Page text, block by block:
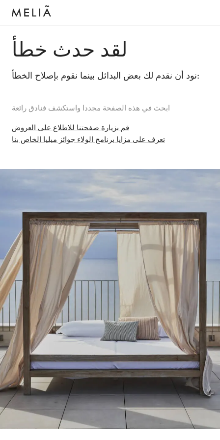
لقد حدث خطأ
نود أن نقدم لك بعض البدائل بينما نقوم بإصلاح الخطأ:
ابحث في هذه الصفحة مجددا واستكشف فنادق رائعة
قم بزيارة صفحتنا للاطلاع على العروض
تعرف على مزايا برنامج الولاء جوائز ميليا الخاص بنا